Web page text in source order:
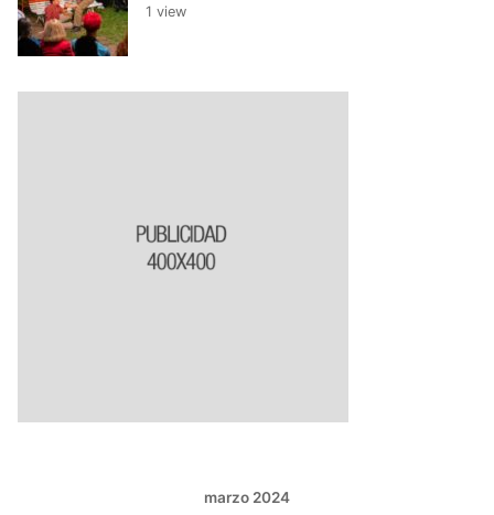
1 view
marzo 2024